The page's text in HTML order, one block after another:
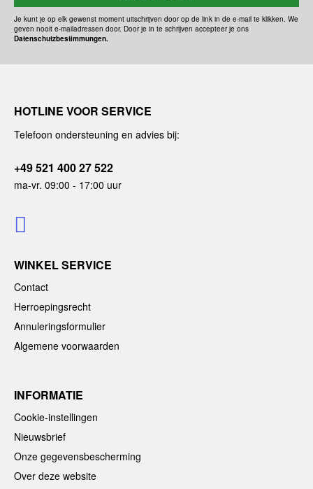
Je kunt je op elk gewenst moment uitschrijven door op de link in de e-mail te klikken. We
geven nooit e-mailadressen door. Door je in te schrijven accepteer je ons
Datenschutzbestimmungen.
HOTLINE VOOR SERVICE
Telefoon ondersteuning en advies bij:
+49 521 400 27 522
ma-vr. 09:00 - 17:00 uur
WINKEL SERVICE
Contact
Herroepingsrecht
Annuleringsformulier
Algemene voorwaarden
INFORMATIE
Cookie-instellingen
Nieuwsbrief
Onze gegevensbescherming
Over deze website